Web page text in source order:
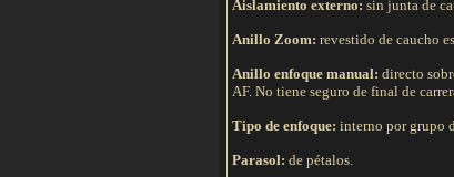
Aislamiento externo: sin junta de
Anillo Zoom: revestido de caucho
Anillo enfoque manual: directo
AF. No tiene seguro de final de
Tipo de enfoque: interno por grupo
Parasol: de pétalos.